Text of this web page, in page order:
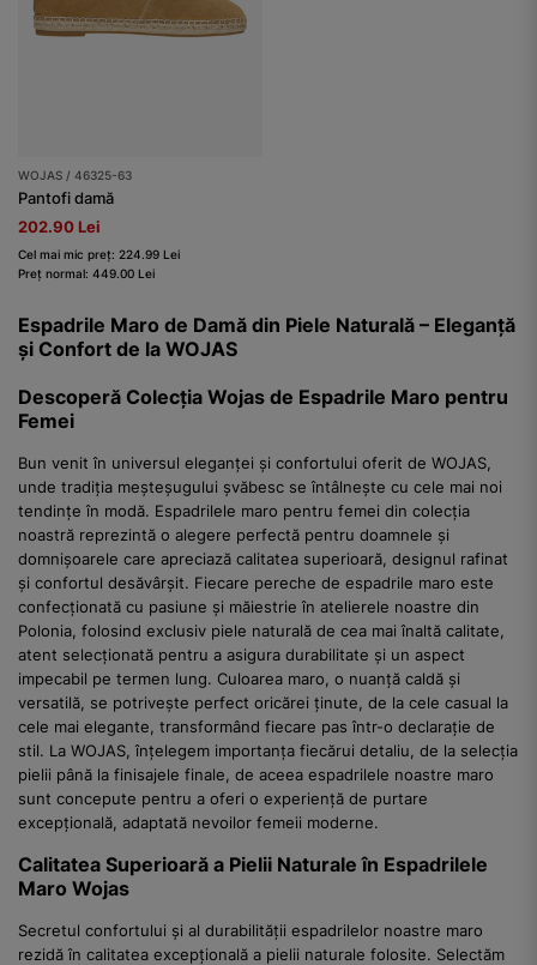
WOJAS / 46325-63
Pantofi damă
202.90 Lei
Cel mai mic preț: 224.99 Lei
Preț normal: 449.00 Lei
Espadrile Maro de Damă din Piele Naturală – Eleganță
și Confort de la WOJAS
Descoperă Colecția Wojas de Espadrile Maro pentru
Femei
Bun venit în universul eleganței și confortului oferit de WOJAS,
unde tradiția meșteșugului șvăbesc se întâlnește cu cele mai noi
tendințe în modă. Espadrilele maro pentru femei din colecția
noastră reprezintă o alegere perfectă pentru doamnele și
domnișoarele care apreciază calitatea superioară, designul rafinat
și confortul desăvârșit. Fiecare pereche de espadrile maro este
confecționată cu pasiune și măiestrie în atelierele noastre din
Polonia, folosind exclusiv piele naturală de cea mai înaltă calitate,
atent selecționată pentru a asigura durabilitate și un aspect
impecabil pe termen lung. Culoarea maro, o nuanță caldă și
versatilă, se potrivește perfect oricărei ținute, de la cele casual la
cele mai elegante, transformând fiecare pas într-o declarație de
stil. La WOJAS, înțelegem importanța fiecărui detaliu, de la selecția
pielii până la finisajele finale, de aceea espadrilele noastre maro
sunt concepute pentru a oferi o experiență de purtare
excepțională, adaptată nevoilor femeii moderne.
Calitatea Superioară a Pielii Naturale în Espadrilele
Maro Wojas
Secretul confortului și al durabilității espadrilelor noastre maro
rezidă în calitatea excepțională a pielii naturale folosite. Selectăm